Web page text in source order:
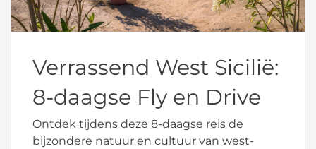
Verrassend West Sicilië:
8-daagse Fly en Drive
Ontdek tijdens deze 8-daagse reis de
bijzondere natuur en cultuur van west-